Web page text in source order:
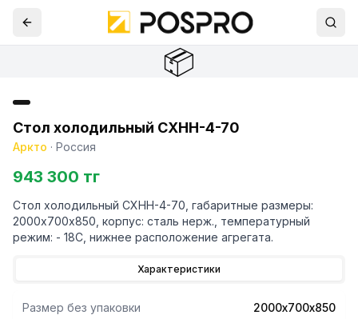
📦
Стол холодильный СХНН-4-70
Аркто · Россия
943 300 тг
Стол холодильный СХНН-4-70, габаритные размеры:
2000х700х850, корпус: сталь нерж., температурный
режим: - 18С, нижнее расположение агрегата.
Характеристики
Размер без упаковки 2000х700х850